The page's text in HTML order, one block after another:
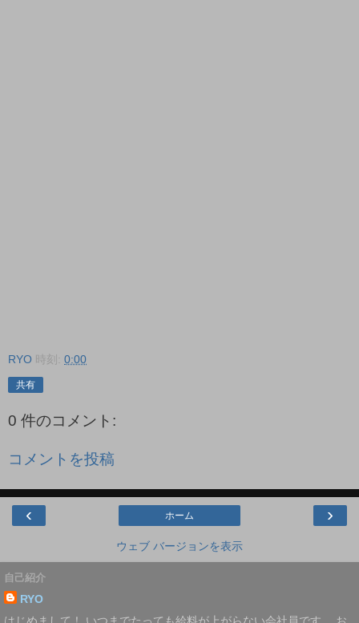
RYO 時刻: 0:00
共有
0 件のコメント:
コメントを投稿
‹ ›
ホーム
ウェブ バージョンを表示
自己紹介
RYO